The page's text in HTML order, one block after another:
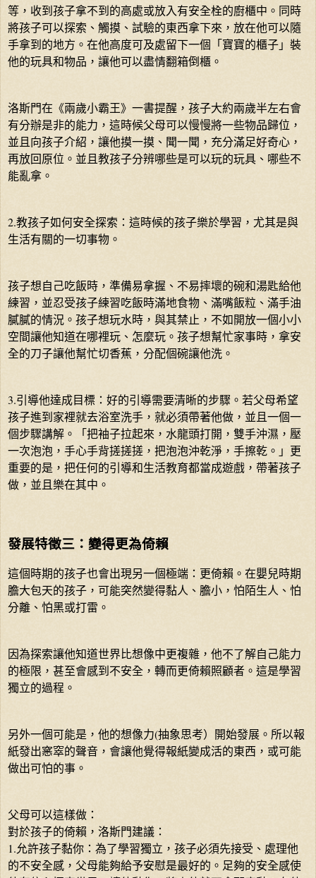
等，收到孩子拿不到的高處或放入有安全栓的廚櫃中。同時
將孩子可以探索、觸摸、試驗的東西拿下來，放在他可以隨
手拿到的地方。在他高度可及處留下一個「寶寶的櫃子」裝
他的玩具和物品，讓他可以盡情翻箱倒櫃。
洛斯門在《兩歲小霸王》一書提醒，孩子大約兩歲半左右會
有分辦是非的能力，這時候父母可以慢慢將一些物品歸位，
並且向孩子介紹，讓他摸一摸、聞一聞，充分滿足好奇心，
再放回原位。並且教孩子分辨哪些是可以玩的玩具、哪些不
能亂拿。
2.教孩子如何安全探索：這時候的孩子樂於學習，尤其是與
生活有關的一切事物。
孩子想自己吃飯時，準備易拿握、不易摔壞的碗和湯匙給他
練習，並忍受孩子練習吃飯時滿地食物、滿嘴飯粒、滿手油
膩膩的情況。孩子想玩水時，與其禁止，不如開放一個小小
空間讓他知道在哪裡玩、怎麼玩。孩子想幫忙家事時，拿安
全的刀子讓他幫忙切香蕉，分配個碗讓他洗。
3.引導他達成目標：好的引導需要清晰的步驟。若父母希望
孩子進到家裡就去浴室洗手，就必須帶著他做，並且一個一
個步驟講解。「把袖子拉起來，水龍頭打開，雙手沖濕，壓
一次泡泡，手心手背搓搓搓，把泡泡沖乾淨，手擦乾。」更
重要的是，把任何的引導和生活教育都當成遊戲，帶著孩子
做，並且樂在其中。
發展特徵三：變得更為倚賴
這個時期的孩子也會出現另一個極端：更倚賴。在嬰兒時期
膽大包天的孩子，可能突然變得黏人、膽小，怕陌生人、怕
分離、怕黑或打雷。
因為探索讓他知道世界比想像中更複雜，他不了解自己能力
的極限，甚至會感到不安全，轉而更倚賴照顧者。這是學習
獨立的過程。
另外一個可能是，他的想像力(抽象思考）開始發展。所以報
紙發出窸窣的聲音，會讓他覺得報紙變成活的東西，或可能
做出可怕的事。
父母可以這樣做：
對於孩子的倚賴，洛斯門建議：
1.允許孩子黏你：為了學習獨立，孩子必須先接受、處理他
的不安全感，父母能夠給予安慰是最好的。足夠的安全感使